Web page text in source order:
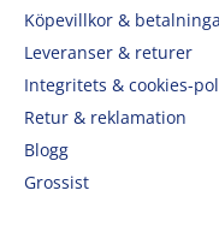
Köpevillkor &
Leveranser & returer
Integritets & cookies-
Retur & reklamation
Blogg
Grossist